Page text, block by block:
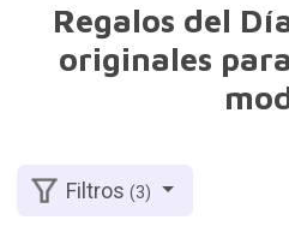
Regalos del
originales
Filtros(3)